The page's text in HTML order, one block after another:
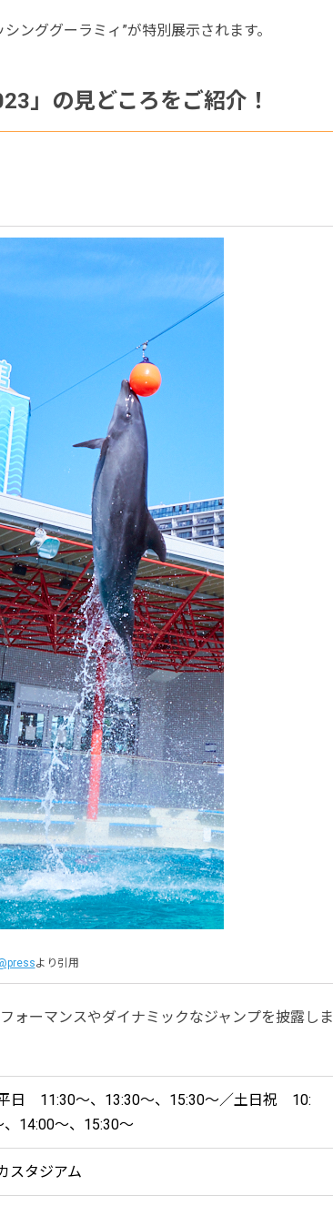
ンググーラミィ”が特別展示されます。
」の見どころをご紹介！
より引用
ォーマンスやダイナミックなジャンプを披露しま
日 11:30～、13:30～、15:30～／土日祝 10:
14:00～、15:30～
スタジアム